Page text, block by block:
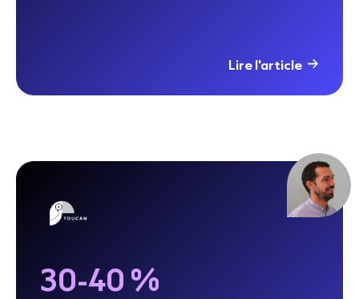
Lire l'article
30-40 %